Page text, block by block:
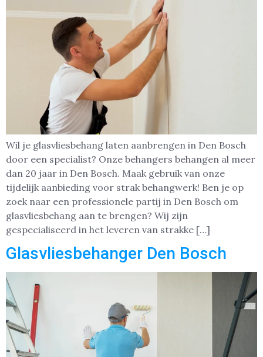
Wil je glasvliesbehang laten aanbrengen in Den Bosch
door een specialist? Onze behangers behangen al meer
dan 20 jaar in Den Bosch. Maak gebruik van onze
tijdelijk aanbieding voor strak behangwerk! Ben je op
zoek naar een professionele partij in Den Bosch om
glasvliesbehang aan te brengen? Wij zijn
gespecialiseerd in het leveren van strakke […]
Glasvliesbehanger Den Bosch